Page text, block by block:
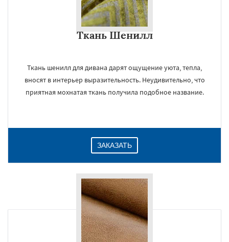
Ткань Шенилл
Ткань шенилл для дивана дарят ощущение уюта, тепла,
вносят в интерьер выразительность. Неудивительно, что
приятная мохнатая ткань получила подобное название.
ЗАКАЗАТЬ